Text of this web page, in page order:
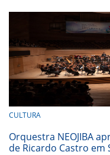
CULTURA
Orquestra NEOJIBA
de Ricardo Castro em